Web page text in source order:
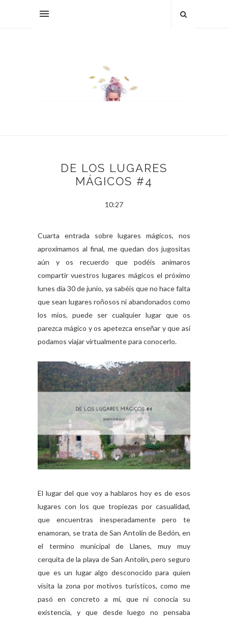
DE LOS LUGARES
MÁGICOS #4
10:27
Cuarta entrada sobre lugares mágicos, nos
aproximamos al final, me quedan dos jugositas
aún y os recuerdo que podéis animaros
compartir vuestros lugares mágicos el próximo
lunes día 30 de junio, ya sabéis que no hace falta
que sean lugares roñosos ni abandonados como
los míos, puede ser cualquier lugar que os
parezca mágico y os apetezca enseñar y que así
podamos viajar virtualmente para conocerlo.
El lugar del que voy a hablaros hoy es de esos
lugares con los que tropiezas por casualidad,
que encuentras inesperadamente pero te
enamoran, se trata de San Antolín de Bedón, en
el termino municipal de Llanes, muy muy
cerquita de la playa de San Antolín, pero seguro
que es un lugar algo desconocido para quien
visita la zona por motivos turísticos, como me
pasó en concreto a mí, que ni conocía su
existencia, y que desde luego no pensaba